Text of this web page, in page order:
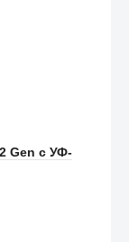
Gen с УФ-